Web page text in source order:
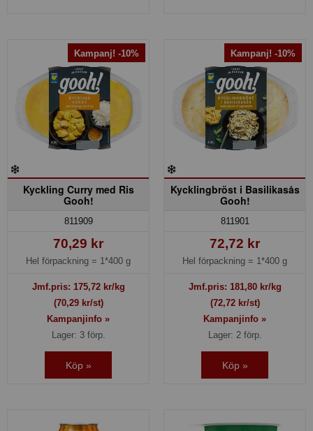
Kampanj! -10%
Kyckling Curry med Ris
Gooh!
811909
70,29 kr
Hel förpackning = 1*400 g
Jmf.pris: 175,72kr/kg
(70,29 kr/st)
Kampanjinfo »
Lager: 3 förp.
Köp »
Kampanj! -10%
Kycklingbröst i Basilikasås
Gooh!
811901
72,72 kr
Hel förpackning = 1*400 g
Jmf.pris: 181,80kr/kg
(72,72 kr/st)
Kampanjinfo »
Lager: 2 förp.
Köp »